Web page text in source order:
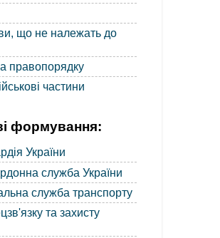
що не належать до
правопорядку
частини
формування:
України
служба України
служба транспорту
та захисту